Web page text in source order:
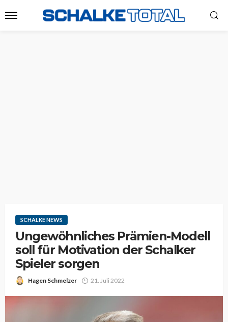
SCHALKE NEWS
Ungewöhnliches Prämien-Modell
soll für Motivation der Schalker
Spieler sorgen
Hagen Schmelzer 21. Juli 2022